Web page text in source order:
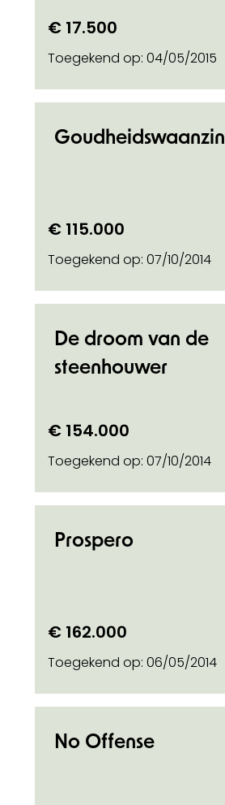
€ 17.500
Toegekend op: 04/05/2015
Goudheidswaanzin
€ 115.000
Toegekend op: 07/10/2014
De droom van de
steenhouwer
€ 154.000
Toegekend op: 07/10/2014
Prospero
€ 162.000
Toegekend op: 06/05/2014
No Offense